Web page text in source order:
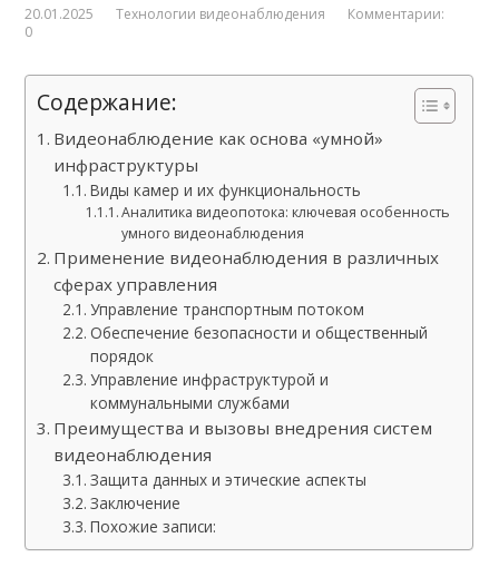
20.01.2025 Технологии видеонаблюдения
Комментарии:
0
Содержание:
Видеонаблюдение как основа «умной»
инфраструктуры
Виды камер и их функциональность
Аналитика видеопотока: ключевая особенность
умного видеонаблюдения
Применение видеонаблюдения в различных
сферах управления
Управление транспортным потоком
Обеспечение безопасности и общественный
порядок
Управление инфраструктурой и
коммунальными службами
Преимущества и вызовы внедрения систем
видеонаблюдения
Защита данных и этические аспекты
Заключение
Похожие записи: